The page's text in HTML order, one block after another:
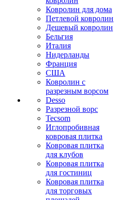
Ковролин для дома
Петлевой ковролин
Дешевый ковролин
Бельгия
Италия
Нидерланды
Франция
США
Ковролин с
разрезным ворсом
Desso
Разрезной ворс
Tecsom
Иглопробивная
ковровая плитка
Ковровая плитка
для клубов
Ковровая плитка
для гостиниц
Ковровая плитка
для торговых